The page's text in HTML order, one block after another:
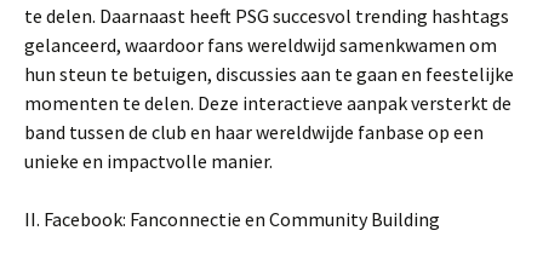
te delen. Daarnaast heeft PSG succesvol trending hashtags
gelanceerd, waardoor fans wereldwijd samenkwamen om
hun steun te betuigen, discussies aan te gaan en feestelijke
momenten te delen. Deze interactieve aanpak versterkt de
band tussen de club en haar wereldwijde fanbase op een
unieke en impactvolle manier.
II. Facebook: Fanconnectie en Community Building